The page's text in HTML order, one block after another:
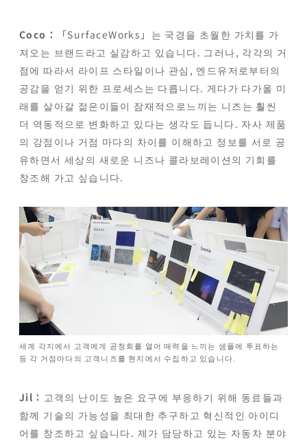
Coco：
「SurfaceWorks」는 국경을 초월한 가치를 가
져오는 브랜드라고 실감하고 있습니다. 그러나, 각각의 거
점에 따라서 라이프 스타일이나 관심, 엔드유저로부터의
공감을 얻기 위한 프로세스는 다릅니다. 게다가 다가올 미
래를 살아갈 젊은이들이 잠재적으로느끼는 니즈는 훨씬
더 역동적으로 변화하고 있다는 생각도 듭니다. 자사 제품
의 강점이나 거점 마다의 차이를 이해하고 정보를 서로 공
유하면서 세상의 새로운 니즈나 콜라보레이션의 기회를
창조해 가고 싶습니다.
세계 각지에서 고객에게 공청회를 열어 매력을 느끼는 샘플에 투표하는
등 각 거점마다의 고객니즈를 현지에서 수집하고 있습니다.
Jil： 고객의 난이도 높은 요구에 부응하기 위해 동료들과
함께 기술의 가능성을 최대한 추구하고 혁신적인 아이디
어를 창조하고 싶습니다. 제가 담당하고 있는 자동차 분야